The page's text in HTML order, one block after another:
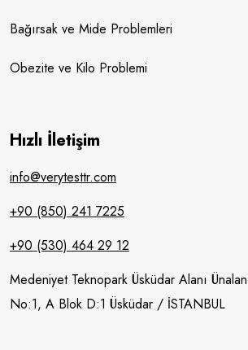
Bağırsak ve Mide Problemleri
Obezite ve Kilo Problemi
Hızlı İletişim
info@verytesttr.com
+90 (850) 241 7225
+90 (530) 464 29 12
Medeniyet Teknopark Üsküdar Alanı
No:1, A Blok D:1 Üsküdar / İSTANBUL